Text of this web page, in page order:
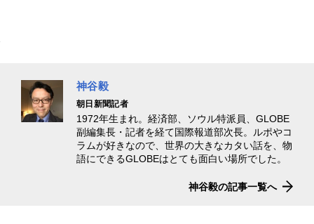
神谷毅
朝日新聞記者
1972年生まれ。経済部、ソウル特派員、GLOBE
副編集長・記者を経て国際報道部次長。ルポやコ
ラムが好きなので、世界の大きなカタい話を、物
語にできるGLOBEはとても面白い場所でした。
神谷毅の記事一覧へ